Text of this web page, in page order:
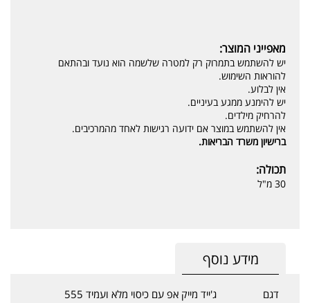
מאפייני המוצר:
יש להשתמש בתמרוק רק למטרה שלשמה הוא נועד ובהתאם
להוראות השימוש.
אין לבלוע.
יש להימנע ממגע בעיניים.
להרחיק מילדים.
אין להשתמש במוצר אם ידועה רגישות לאחד מהמרכיבים.
ברישיון משרד הבריאות.
תכולה:
30 מ"ל
מידע נוסף
דגם ג'ייד מייק אפ עם כיסוי מלא ועמיד 555